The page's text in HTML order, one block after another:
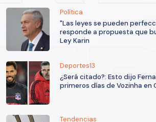
Política
"Las leyes se pueden
responde a propuesta que
Ley Karin
Deportes13
¿Será citado?: Esto dijo
primeros días de Vozinha en
Tendencias